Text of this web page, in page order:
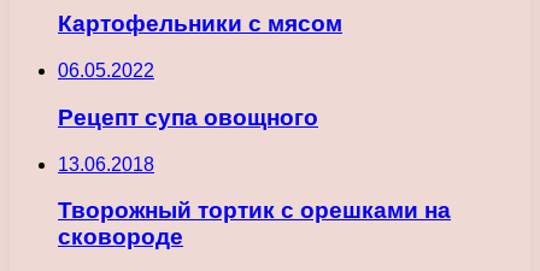
Картофельники с мясом
06.05.2022
Рецепт супа овощного
13.06.2018
Творожный тортик с орешками на
сковороде